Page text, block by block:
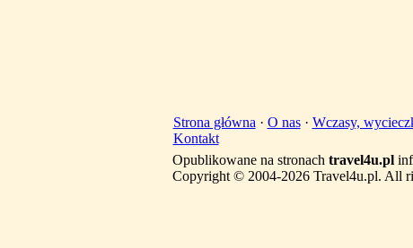
Strona główna · O nas· Wczasy,
Kontakt
Opublikowane na stronach travel4u.pl
Copyright © 2004-2026 Travel4u.pl. All